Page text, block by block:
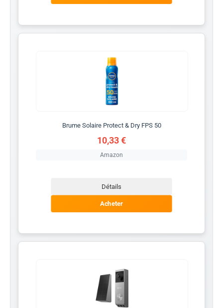
Brume Solaire Protect & Dry FPS 50
10,33 €
Amazon
Détails
Acheter